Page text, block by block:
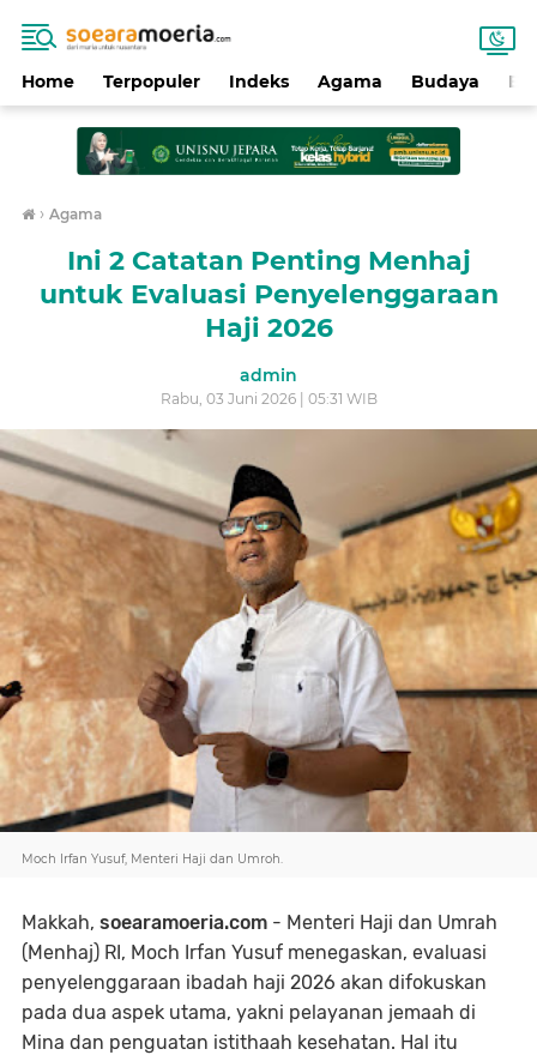
Home Terpopuler Indeks Agama Budaya
› Agama
Ini 2 Catatan Penting Menhaj
untuk Evaluasi Penyelenggaraan
Haji 2026
admin
Rabu, 03 Juni 2026 | 05:31 WIB
Moch Irfan Yusuf, Menteri Haji dan Umroh.
Makkah, soearamoeria.com - Menteri Haji dan Umrah
(Menhaj) RI, Moch Irfan Yusuf menegaskan, evaluasi
penyelenggaraan ibadah haji 2026 akan difokuskan
pada dua aspek utama, yakni pelayanan jemaah di
Mina dan penguatan istithaah kesehatan. Hal itu